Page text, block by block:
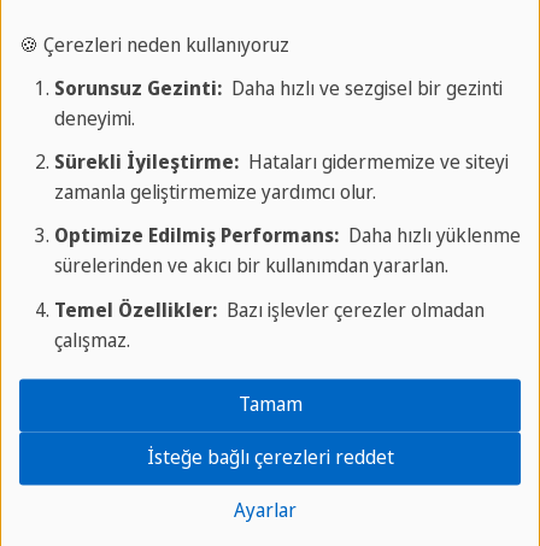
olarak altıncı hafta için ücretsiz
konaklama alacaksınız.
Bu koşullar yalnızca A ve B
Sezonları için geçerlidir.
Özel Bir Fırsat:Dil becerilerinizi daha da
geliştirin - hem de
ödemeden.
Teklifler birleştirilemez. Diğer
promosyonlarla kombinasyon da mümkün
🍪 Çerezleri neden kullanıyoruz
Sorunsuz Gezinti:Daha hızlı ve sezgisel bir gezinti
deneyimi.
Sürekli İyileştirme:Hataları gidermemize ve siteyi
zamanla geliştirmemize yardımcı olur.
Optimize Edilmiş Performans:Daha hızlı yüklenme
sürelerinden ve akıcı bir kullanımdan yararlan.
Temel Özellikler:Bazı işlevler çerezler olmadan
çalışmaz.
Ayarlar
İsteğe bağlı çerezleri reddet
Tamam